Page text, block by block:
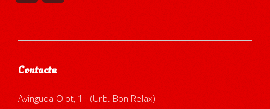
Contacta
Avinguda Olot, 1 - (Urb. Bon Relax)